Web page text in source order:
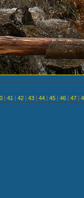
| 41 | 42 | 43 | 44 | 45 | 46 | 47 |